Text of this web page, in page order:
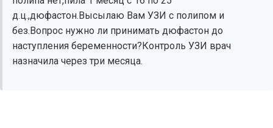
д.ц.,дюфастон.Высылаю Вам УЗИ с полипом и
без.Вопрос нужно ли принимать дюфастон до
наступления беременности?Контроль УЗИ врач
назначила через три месяца.